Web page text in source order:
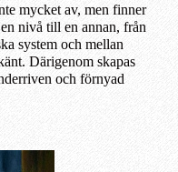
mycket av, men finner
nivå till en annan, från
system och mellan
Därigenom skapas
och förnyad